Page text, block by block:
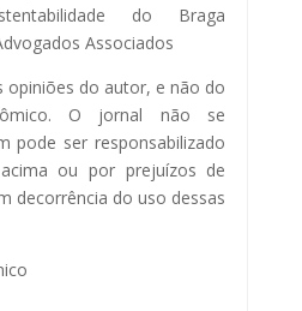
do Braga
Associados
opiniões do autor, e não do
O jornal não se
pode ser responsabilizado
ou por prejuízos de
decorrência do uso dessas